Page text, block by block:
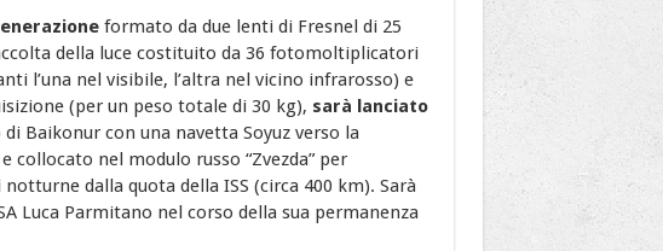
formato da due lenti di Fresnel di 25
della luce costituito da 36 fotomoltiplicatori
l’una nel visibile, l’altra nel vicino infrarosso) e
(per un peso totale di 30 kg), sarà lanciato
Baikonur con una navetta Soyuz verso la
collocato nel modulo russo “Zvezda” per
dalla quota della ISS (circa 400 km). Sarà
Luca Parmitano nel corso della sua permanenza